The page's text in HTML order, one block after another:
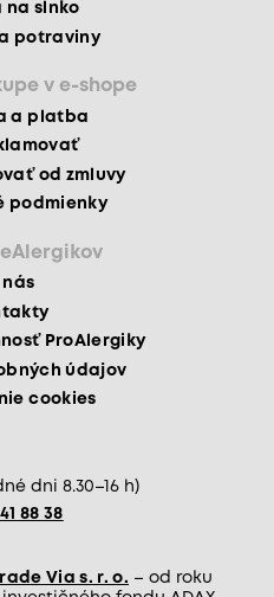
na slnko
potraviny
v e-shope
a platba
od zmluvy
podmienky
nás
ProAlergiky
údajov
cookies
dni 8.30–16 h)
88 38
Via s. r. o. – od roku